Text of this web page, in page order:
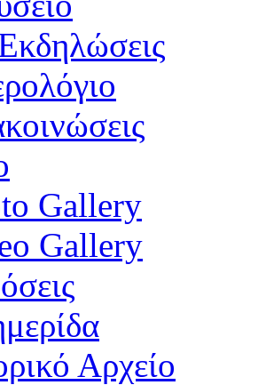
Gallery
Gallery
Αρχείο